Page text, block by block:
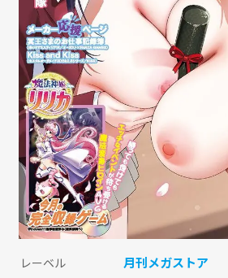
レーベル 月刊メガストア